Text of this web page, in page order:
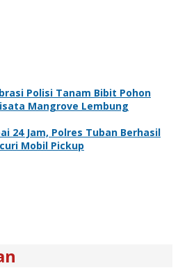
Polisi Tanam Bibit Pohon
Mangrove Lembung
24 Jam, Polres Tuban Berhasil
Mobil Pickup